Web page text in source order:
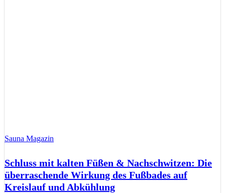
Sauna Magazin
Schluss mit kalten Füßen & Nachschwitzen: Die
überraschende Wirkung des Fußbades auf
Kreislauf und Abkühlung